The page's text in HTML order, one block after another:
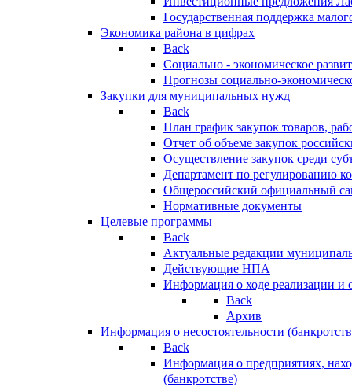
Государственная поддержка
Экономика района в цифрах
Back
Социально - экономическое
Прогнозы социально-
Закупки для муниципальных нужд
Back
План график закупок товаров,
Отчет об объеме закупок
Осуществление закупок среди
Департамент по регулированию
Общероссийский официальный
Нормативные документы
Целевые программы
Back
Актуальные редакции
Действующие НПА
Информация о ходе реализации
Back
Архив
Информация о несостоятельности
Back
Информация о предприятиях,
(банкротстве)